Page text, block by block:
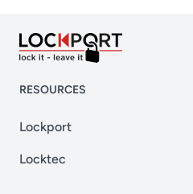
RESOURCES
Lockport
Locktec